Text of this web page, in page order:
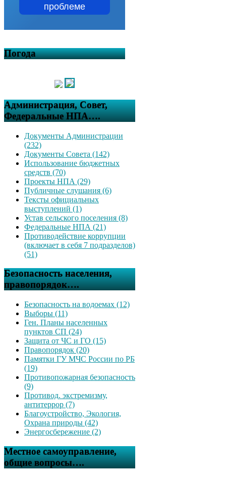
проблеме
Погода
Администрация, Совет,
Федеральные НПА….
Документы Администрации
(232)
Документы Совета (142)
Использование бюджетных
средств (70)
Проекты НПА (29)
Публичные слушания (6)
Тексты официальных
выступлений (1)
Устав сельского поселения (8)
Федеральные НПА (21)
Противодействие коррупции
(включает в себя 7 подразделов)
(51)
Безопасность населения,
правопорядок….
Безопасность на водоемах (12)
Выборы (11)
Ген. Планы населенных
пунктов СП (24)
Защита от ЧС и ГО (15)
Правопорядок (20)
Памятки ГУ МЧС России по РБ
(19)
Противопожарная безопасность
(9)
Противод. экстремизму,
антитеррор (7)
Благоустройство, Экология,
Охрана природы (42)
Энергосбережение (2)
Местное самоуправление,
общие вопросы….